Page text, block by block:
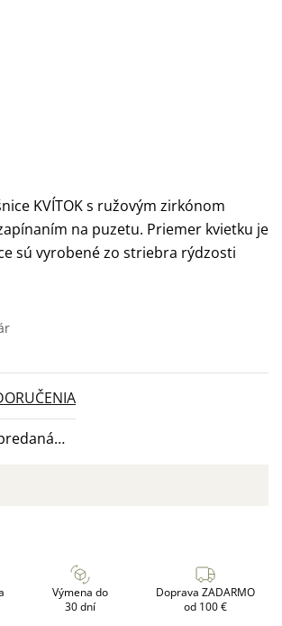
KVÍTOK s ružovým zirkónom
na puzetu. Priemer kvietku je
sú vyrobené zo striebra rýdzosti
Výmena do
30 dní
Doprava ZADARMO
od 100 €